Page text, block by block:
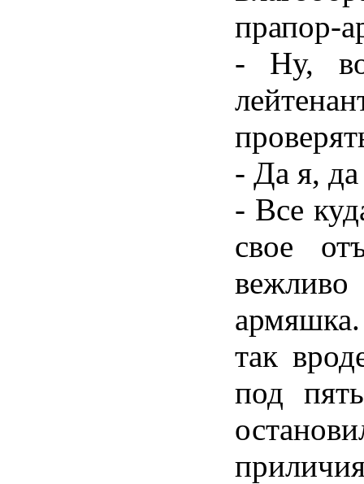
прапор-
- Ну,
- Да я,
- Все
свое
так
под